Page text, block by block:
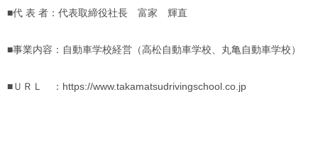
■代 表 者：代表取締役社長 富家 輝直
■事業内容：自動車学校経営（高松自動車学校、丸亀自動車学校）
■ＵＲＬ ： https://www.takamatsudrivingschool.co.jp